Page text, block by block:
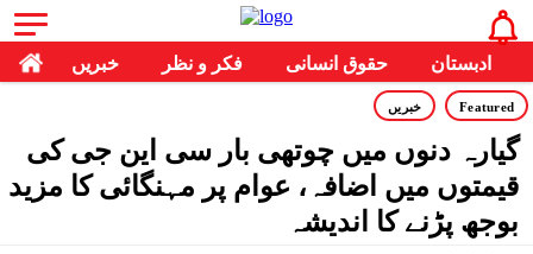
خبریں فکر و نظر حقوق انسانی ادبستان
Featured خبریں
گیارہ دنوں میں چوتھی بار سی این جی کی
قیمتوں میں اضافہ، عوام پر مہنگائی کا مزید
بوجھ پڑنے کا اندیشہ